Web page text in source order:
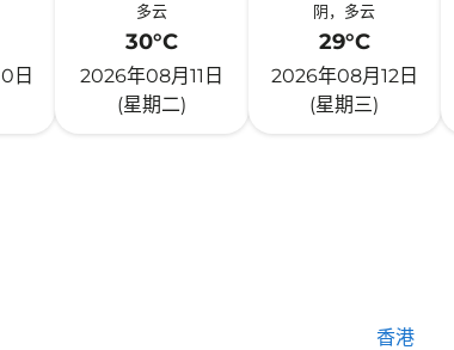
日
多云
30°C
2026年08月11日
(星期二)
阴，多云
29°C
2026年08月12日
(星期三)
香港